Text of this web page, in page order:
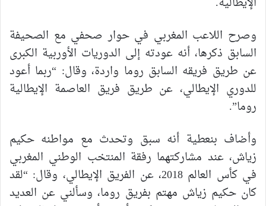
وصرح اللاعب المغربي في حوار صحفي مع الصحيفة
السابق ذكرها، أنه عودته إلى الدوريات الأوربية الكبرى
عن طريق فريقه السابق روما واردة، وقال: “ربما أعود
للدوري الإيطالي، عن طريق فريق العاصمة الإيطالية
روما”.
وأضاف بنعطية أنه سبق وتحدث مع مواطنه حكيم
زياش، عند مشاركتهما رفقة المنتخب الوطني المغربي
في كأس العالم 2018، عن الفريق الإيطالي، وقال: “لقد
كان حكيم زياش مهتم بفريق روما، وسألني عن العديد